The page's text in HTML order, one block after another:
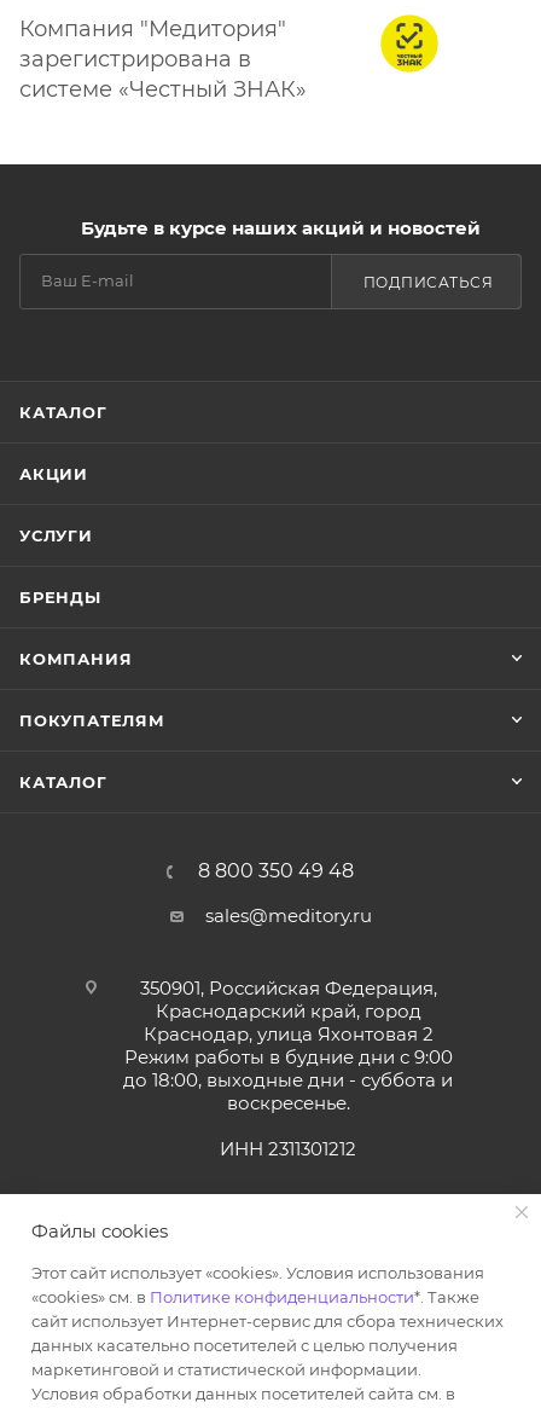
Компания "Медитория"
зарегистрирована в
системе «Честный ЗНАК»
Будьте в курсе наших акций и новостей
ПОДПИСАТЬСЯ
КАТАЛОГ
АКЦИИ
УСЛУГИ
БРЕНДЫ
КОМПАНИЯ
ПОКУПАТЕЛЯМ
КАТАЛОГ
8 800 350 49 48
sales@meditory.ru
350901, Российская Федерация,
Краснодарский край, город
Краснодар, улица Яхонтовая 2
Режим работы в будние дни с 9:00
до 18:00, выходные дни - суббота и
воскресенье.
ИНН 2311301212
2026 © Интернет-магазин стоматологических материалов
По вопросам качества обслуживания обращайтесь в нашу
Файлы cookies
Этот сайт использует «cookies». Условия использования
«cookies» см. в Политике конфиденциальности*. Также
сайт использует Интернет-сервис для сбора технических
данных касательно посетителей с целью получения
маркетинговой и статистической информации.
Условия обработки данных посетителей сайта см. в